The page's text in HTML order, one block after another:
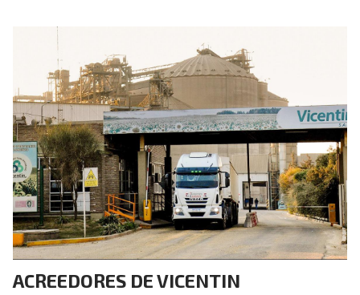
ACREEDORES DE VICENTIN